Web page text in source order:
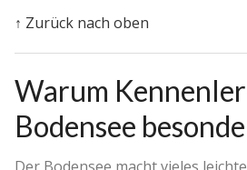
↑ Zurück nach oben
Warum
Bodensee